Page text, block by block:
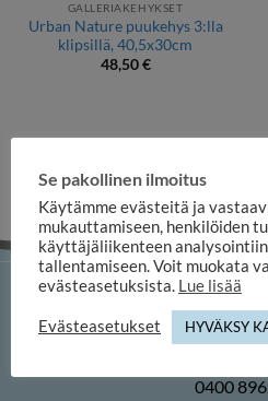
GALLERIAKEHYKSET
Urban Nature puukehys 3:lla
klipsillä, 40,5x30cm
48,50€
iloosi-
0400
Se pakollinen ilmoitus
Käytämme evästeitä ja
mukauttamiseen, henkilöiden
käyttäjäliikenteen
tallentamiseen. Voit muokata
evästeasetuksista. Lue lisää
Evästeasetukset HYVÄKSY